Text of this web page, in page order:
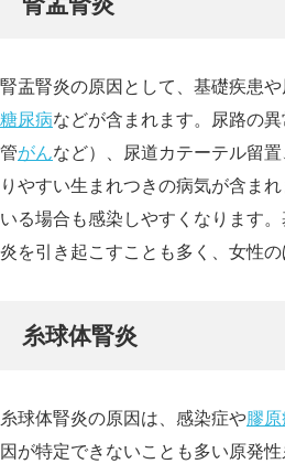
腎盂腎炎の原因として、基礎疾患
糖尿病などが含まれます。尿路の異
管がんなど）、尿道カテーテル留
りやすい生まれつきの病気が含ま
いる場合も感染しやすくなります
炎を引き起こすことも多く、女性
糸球体腎炎
糸球体腎炎の原因は、感染症や膠
因が特定できないことも多い原発